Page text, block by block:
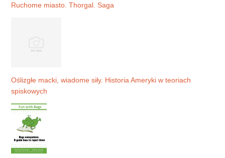
Ruchome miasto. Thorgal. Saga
Oślizgłe macki, wiadome siły. Historia Ameryki w teoriach
spiskowych